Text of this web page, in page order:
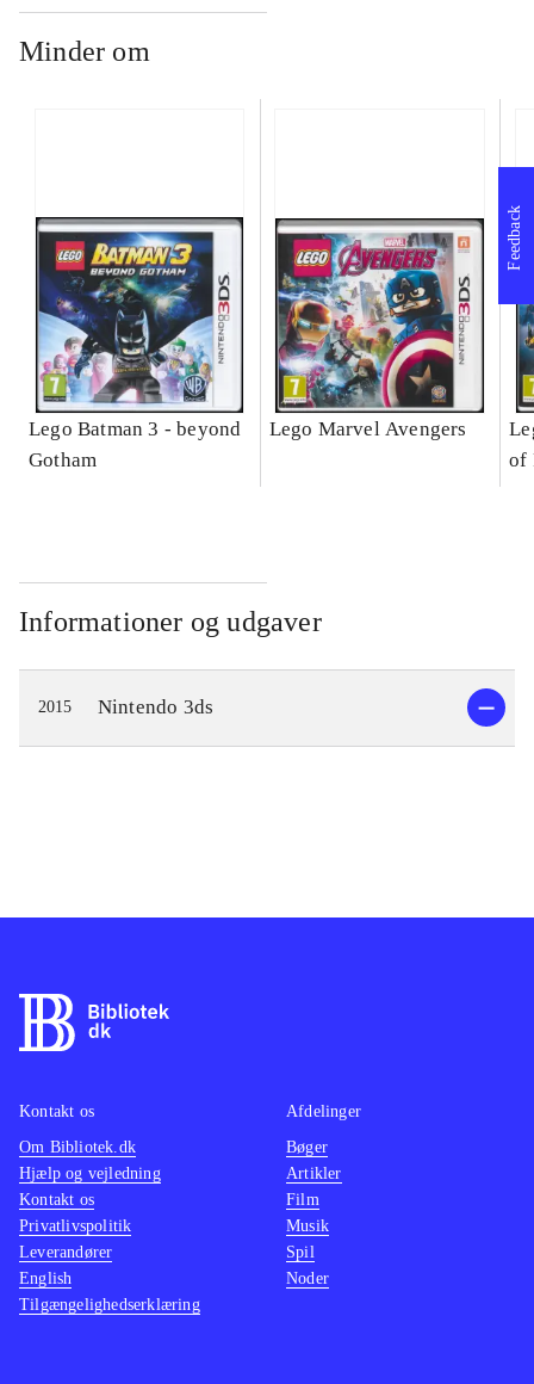
Minder om
Lego Batman 3 - beyond
Gotham
Lego Marvel Avengers
of
Informationer og udgaver
2015 Nintendo 3ds
Feedback
Kontakt os
Om Bibliotek.dk
Hjælp og vejledning
Kontakt os
Privatlivspolitik
Leverandører
English
Tilgængelighedserklæring
Afdelinger
Bøger
Artikler
Film
Musik
Spil
Noder